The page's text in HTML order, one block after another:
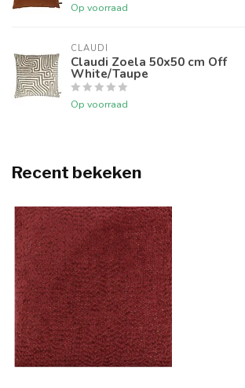
Op voorraad
CLAUDI
Claudi Zoela 50x50 cm Off
White/Taupe
Op voorraad
Recent bekeken